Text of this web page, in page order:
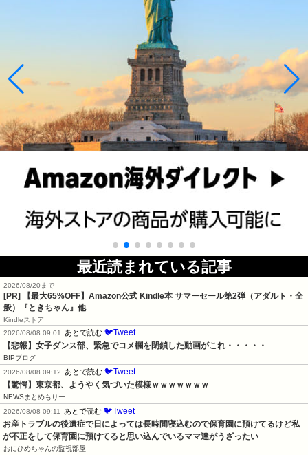
最近読まれている記事
2026/08/20まで
[PR]
【最大65%OFF】Amazon公式 Kindle本 サマーセール第2弾（アダルト・全
般）『ときちゃん』他
Kindleストア
2026/08/08 09:01
あとで読む 🐦Tweet
【悲報】女子ダンス部、緊急でコメ欄を閉鎖した動画がこれ・・・・・
BIPブログ
2026/08/08 09:12
あとで読む 🐦Tweet
【驚愕】東京都、ようやく気づいた模様ｗｗｗｗｗｗｗ
NEWSまとめもりー
2026/08/08 09:11
あとで読む 🐦Tweet
お産トラブルの後遺症で日によっては長時間寝込むので保育園に預けてるけど私
が不正をして保育園に預けてると思い込んでいるママ達がうざったい
おにひめちゃんの監視部屋